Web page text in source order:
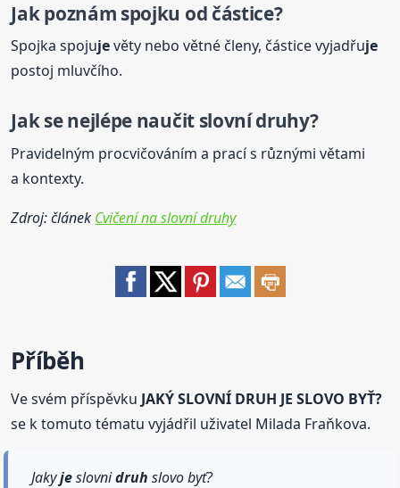
Jak poznám spojku od částice?
Spojka spojujevěty nebo větné členy, částice vyjadřuje
postoj mluvčího.
Jak se nejlépe naučit slovnídruhy?
Pravidelným procvičováním a prací s různými větami
a kontexty.
Zdroj: článek Cvičení na slovní druhy
Příběh
Ve svém příspěvku JAKÝ SLOVNÍ DRUH JE SLOVO BYŤ?
se k tomuto tématu vyjádřil uživatel Milada Fraňkova.
Jakyjeslovnidruh slovo byť?